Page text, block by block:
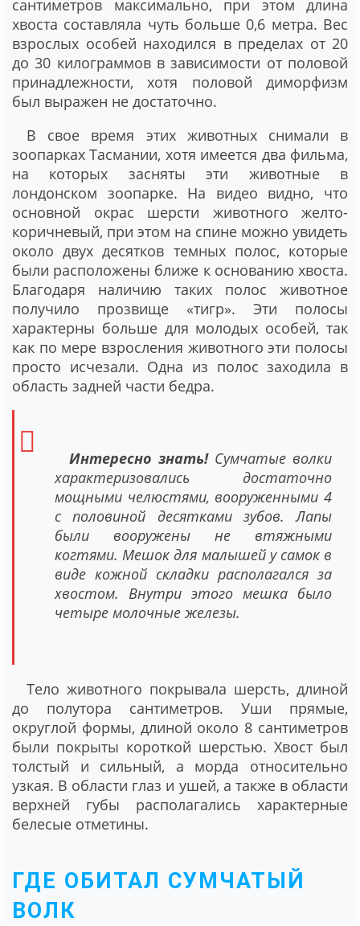
сантиметров максимально, при этом длина
хвоста составляла чуть больше 0,6 метра. Вес
взрослых особей находился в пределах от 20
до 30 килограммов в зависимости от половой
принадлежности, хотя половой диморфизм
был выражен не достаточно.
В свое время этих животных снимали в
зоопарках Тасмании, хотя имеется два фильма,
на которых засняты эти животные в
лондонском зоопарке. На видео видно, что
основной окрас шерсти животного желто-
коричневый, при этом на спине можно увидеть
около двух десятков темных полос, которые
были расположены ближе к основанию хвоста.
Благодаря наличию таких полос животное
получило прозвище «тигр». Эти полосы
характерны больше для молодых особей, так
как по мере взросления животного эти полосы
просто исчезали. Одна из полос заходила в
область задней части бедра.
Интересно знать!Сумчатые волки
характеризовались достаточно
мощными челюстями, вооруженными 4
с половиной десятками зубов. Лапы
были вооружены не втяжными
когтями. Мешок для малышей у самок в
виде кожной складки располагался за
хвостом. Внутри этого мешка было
четыре молочные железы.
Тело животного покрывала шерсть, длиной
до полутора сантиметров. Уши прямые,
округлой формы, длиной около 8 сантиметров
были покрыты короткой шерстью. Хвост был
толстый и сильный, а морда относительно
узкая. В области глаз и ушей, а также в области
верхней губы располагались характерные
белесые отметины.
ГДЕ ОБИТАЛ СУМЧАТЫЙ
ВОЛК